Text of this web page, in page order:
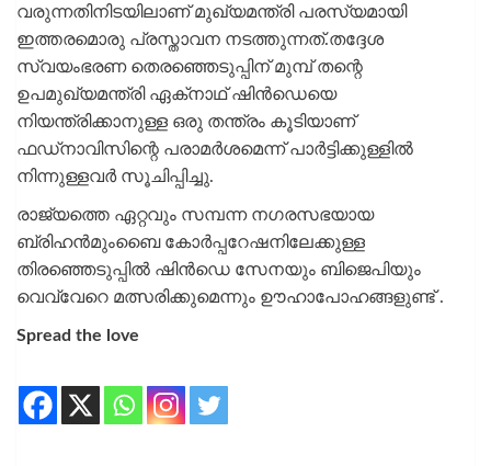
വരുന്നതിനിടയിലാണ് മുഖ്യമന്ത്രി പരസ്യമായി
ഇത്തരമൊരു പ്രസ്താവന നടത്തുന്നത്.തദ്ദേശ
സ്വയംഭരണ തെരഞ്ഞെടുപ്പിന് മുമ്പ് തന്റെ
ഉപമുഖ്യമന്ത്രി ഏക്‌നാഥ് ഷിൻഡെയെ
നിയന്ത്രിക്കാനുള്ള ഒരു തന്ത്രം കൂടിയാണ്
ഫഡ്‌നാവിസിന്റെ പരാമർശമെന്ന് പാർട്ടിക്കുള്ളിൽ
നിന്നുള്ളവർ സൂചിപ്പിച്ചു.
രാജ്യത്തെ ഏറ്റവും സമ്പന്ന നഗരസഭയായ
ബ്രിഹൻമുംബൈ കോർപ്പറേഷനിലേക്കുള്ള
തിരഞ്ഞെടുപ്പിൽ ഷിൻഡെ സേനയും ബിജെപിയും
വെവ്വേറെ മത്സരിക്കുമെന്നും ഊഹാപോഹങ്ങളുണ്ട് .
Spread the love